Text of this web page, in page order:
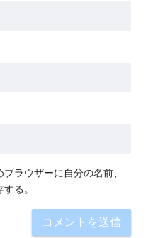
ラウザーに自分の名前、
る。